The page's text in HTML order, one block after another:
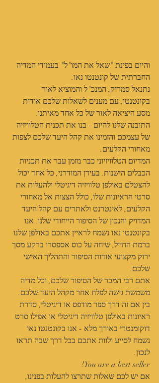
והיום בפינת "שאל את המו"ל" בעמודי המדיה
החברתית של קונטנטו נאו.
נתנאל סמריק, המנכ"ל והמוציא לאור
בקונטנטו, עם מענים לשאלות שלכם אודות
מסע היציאה לאור של כל אחד מאיתנו.
התובנה שלנו להיום - בנו את תכנית הטלוויזיה
של עצמכם והזמינו את קהל היעד שלכם לצפות
מאחורי הקלעים.
המדיום הטלוויזיוני כבר מזמן עבר את תכניות
הכבלים הישנות. בעידן המודרני, כל אחד יכול
להצטלם באולפן טלוויזיה דיגיטלי ולהעלות את
סרטי הראיונות שלו, כולל הצצות אל מאחורי
הקלעים, לאינטרנט ולאתרים עם קהל היעד
המדויק והנכון של הסיפור הייחודי שלנו. אנו
בקונטנטו נאו נשמח לראיין אתכם באולפן שלנו
ברמת החייל, שיחה על כוס אספסרו ברקע מסך
ירוק מקצועי אודות הסיפור והתהליך האישי
שלכם.
אתם רבי המכר של הסיפור שלכם, וכל מדיה
משמשת גישה לפלח אחר מקהל היעד שלכם.
בין אם זה דרך ספר מודפס או דיגיטלי, סדרת
ראיונות באולפן טלוויזיה דיגיטלי או אפילו סרט
דוקומנטרי באורך מלא - אנו בקונטנטו נאו
נשמח לסייע ולוות אתכם בכל דרך שבה תראו
לנכון.
You are a best seller!
אם יש לכם שאלות שתרצו להעלות בפנינו,